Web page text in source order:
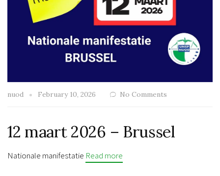
nuod February 10, 2026 No Comments
12 maart 2026 – Brussel
Nationale manifestatie Read more